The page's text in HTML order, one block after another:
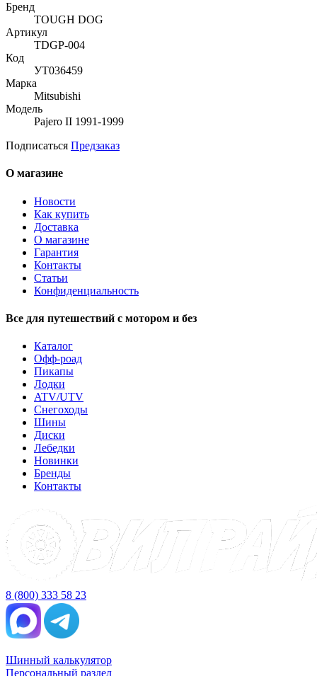
Бренд
TOUGH DOG
Артикул
TDGP-004
Код
УТ036459
Марка
Mitsubishi
Модель
Pajero II 1991-1999
Подписаться Предзаказ
О магазине
Новости
Как купить
Доставка
О магазине
Гарантия
Контакты
Статьи
Конфиденциальность
Все для путешествий с мотором и без
Каталог
Офф-роад
Пикапы
Лодки
ATV/UTV
Снегоходы
Шины
Диски
Лебедки
Новинки
Бренды
Контакты
8 (800) 333 58 23
Шинный калькулятор
Персональный раздел